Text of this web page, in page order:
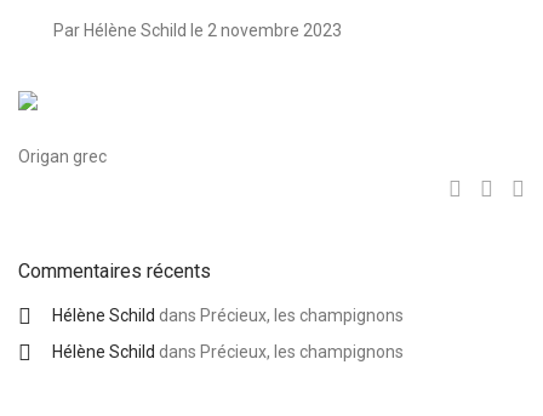
Par Hélène Schild le 2 novembre 2023
Origan grec
Commentaires récents
Hélène Schild dans Précieux, les champignons
Hélène Schild dans Précieux, les champignons